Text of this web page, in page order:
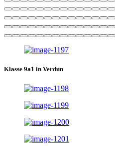
Klasse 9a1 in Verdun